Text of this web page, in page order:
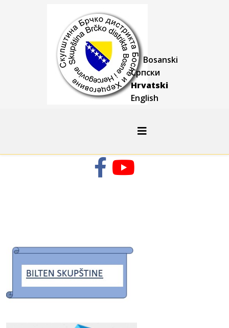
Bosanski
Српски
Hrvatski
English